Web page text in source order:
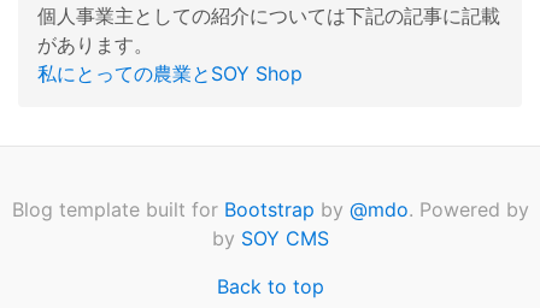
個人事業主としての紹介については下記の記事に記載
があります。
私にとっての農業とSOY Shop
Blog template built for Bootstrap by @mdo. Powered by
by SOY CMS
Back to top